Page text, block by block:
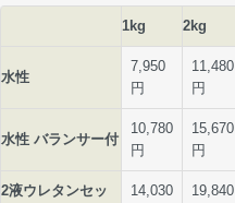
1kg 2kg
水性
7,950
円
11,480
円
水性 バランサー付
10,780
円
15,670
円
2液ウレタンセッ
14,030
19,840